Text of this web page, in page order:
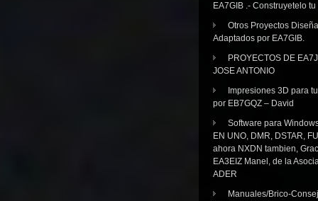
EA7GIB .- Construyetelo
Otros Proyectos
Adaptados por EA7GIB.
PROYECTOS DE
JOSE ANTONIO
Impresiones 3D para
por EB7GQZ – David
Software para
EN UNO, DMR, DSTAR,
ahora NXDN tambien,
EA3EIZ Manel, de la
ADER
Manuales/Brico-